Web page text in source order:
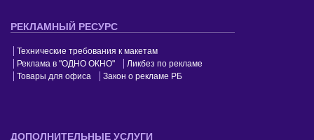
РЕКЛАМНЫЙ РЕСУРС
Технические требования к макетам
Реклама в "ОДНО ОКНО"
Ликбез по рекламе
Товары для офиса
Закон о рекламе РБ
ДОПОЛНИТЕЛЬНЫЕ УСЛУГИ